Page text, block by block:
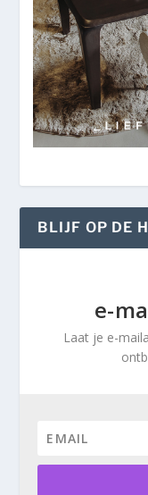
BLIJF OP DE
e-
Laat je e-